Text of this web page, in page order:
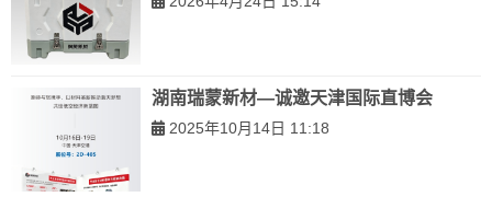
湖南瑞蒙新材—诚邀天津国际直博会
2025年10月14日 11:18